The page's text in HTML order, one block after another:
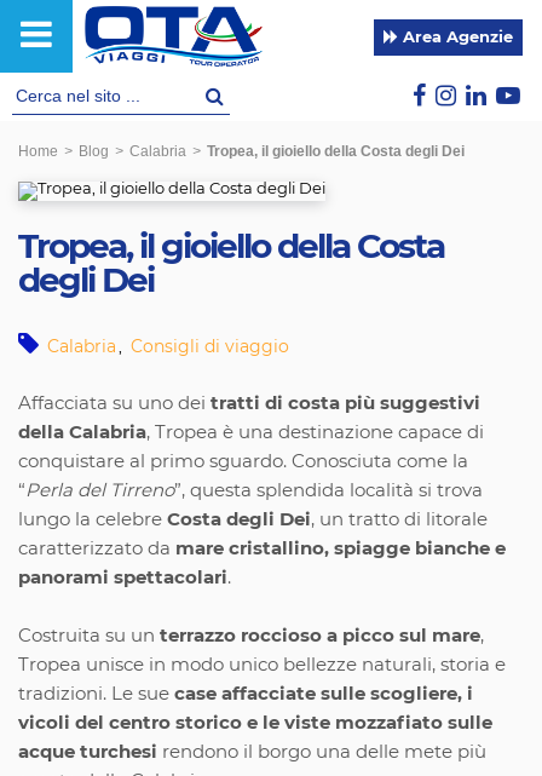
Area Agenzie
Home > Blog > Calabria > Tropea, il gioiello della Costa degli Dei
Tropea, il gioiello della Costa
degli Dei
Calabria , Consigli di viaggio
Affacciata su uno dei tratti di costa più suggestivi
della Calabria, Tropea è una destinazione capace di
conquistare al primo sguardo. Conosciuta come la
“Perla del Tirreno”, questa splendida località si trova
lungo la celebre Costa degli Dei, un tratto di litorale
caratterizzato da mare cristallino, spiagge bianche e
panorami spettacolari.
Costruita su un terrazzo roccioso a picco sul mare,
Tropea unisce in modo unico bellezze naturali, storia e
tradizioni. Le sue case affacciate sulle scogliere, i
vicoli del centro storico e le viste mozzafiato sulle
acque turchesi rendono il borgo una delle mete più